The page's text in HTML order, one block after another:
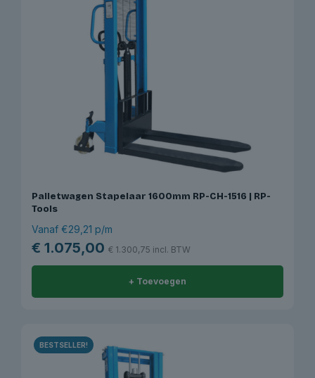
Palletwagen Stapelaar 1600mm RP-CH-1516 | RP-
Tools
Vanaf €29,21 p/m
€ 1.075,00 € 1.300,75 incl. BTW
+ Toevoegen
BESTSELLER!